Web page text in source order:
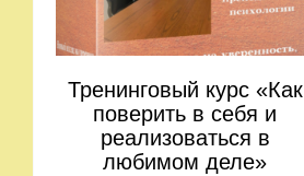
Тренинговый курс «Как
поверить в себя и
реализоваться в
любимом деле»